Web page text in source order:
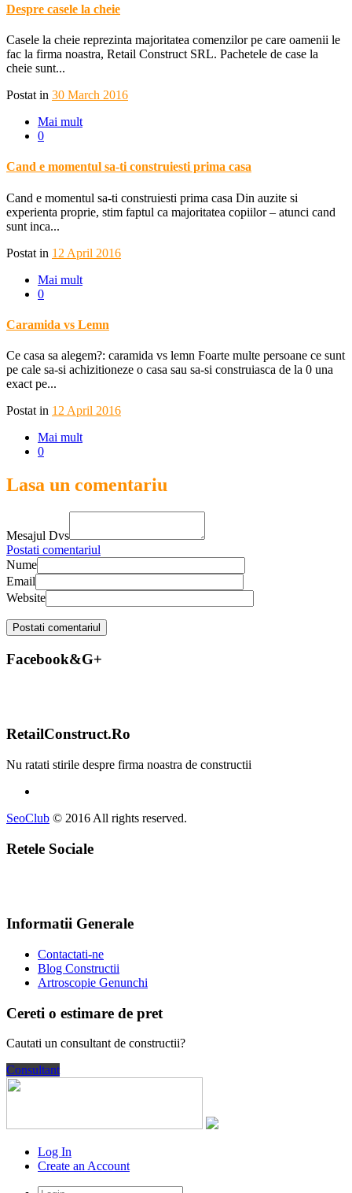
Despre casele la cheie
Casele la cheie reprezinta majoritatea comenzilor pe care oamenii le
fac la firma noastra, Retail Construct SRL. Pachetele de case la
cheie sunt...
Postat in 30 March 2016
Mai mult
0
Cand e momentul sa-ti construiesti prima casa
Cand e momentul sa-ti construiesti prima casa Din auzite si
experienta proprie, stim faptul ca majoritatea copiilor – atunci cand
sunt inca...
Postat in 12 April 2016
Mai mult
0
Caramida vs Lemn
Ce casa sa alegem?: caramida vs lemn Foarte multe persoane ce sunt
pe cale sa-si achizitioneze o casa sau sa-si construiasca de la 0 una
exact pe...
Postat in 12 April 2016
Mai mult
0
Lasa un comentariu
Mesajul Dvs
Postati comentariul
Nume
Email
Website
Facebook&G+
RetailConstruct.Ro
Nu ratati stirile despre firma noastra de constructii
SeoClub © 2016 All rights reserved.
Retele Sociale
Informatii Generale
Contactati-ne
Blog Constructii
Artroscopie Genunchi
Cereti o estimare de pret
Cautati un consultant de constructii?
Consultant
Log In
Create an Account